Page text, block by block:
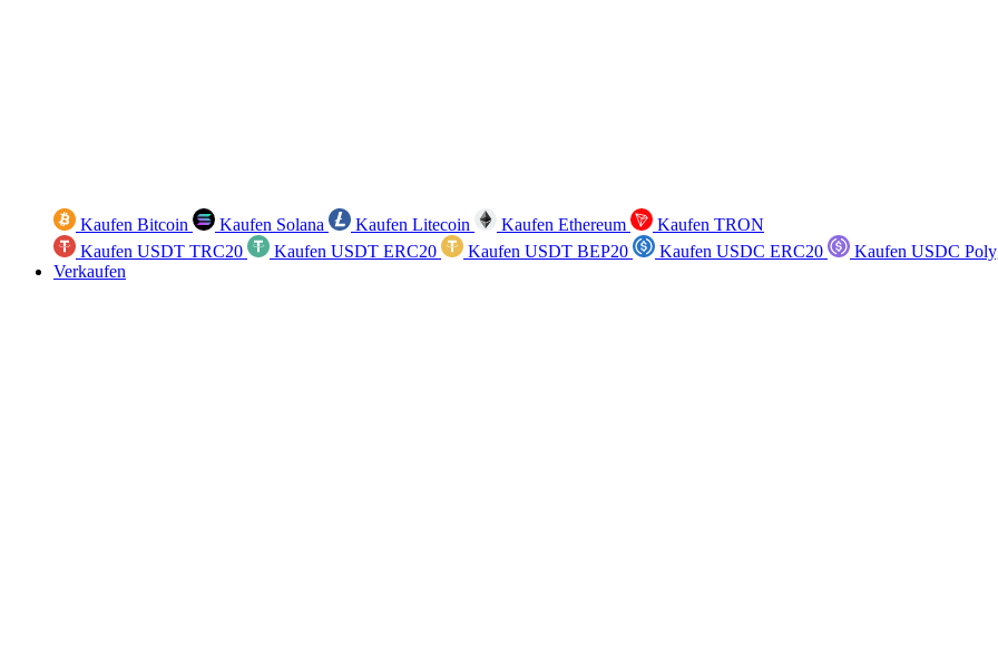
Kaufen Bitcoin Kaufen Solana Kaufen Litecoin Kaufen Ethereum
Kaufen TRON
Kaufen USDT TRC20
Kaufen USDT ERC20 Kaufen USDT BEP20 Kaufen USDC ERC20
Kaufen USDC
Verkaufen